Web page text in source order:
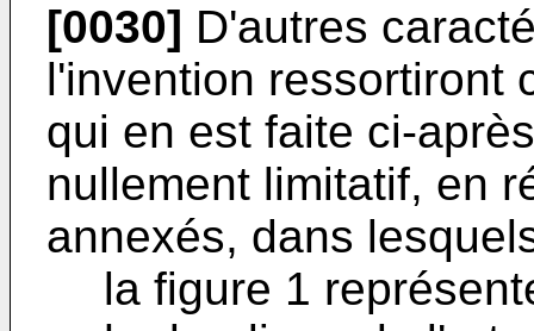
[0030] D'autres
l'invention ressortiront
qui en est faite ci-
nullement limitatif, en
annexés, dans
la figure 1